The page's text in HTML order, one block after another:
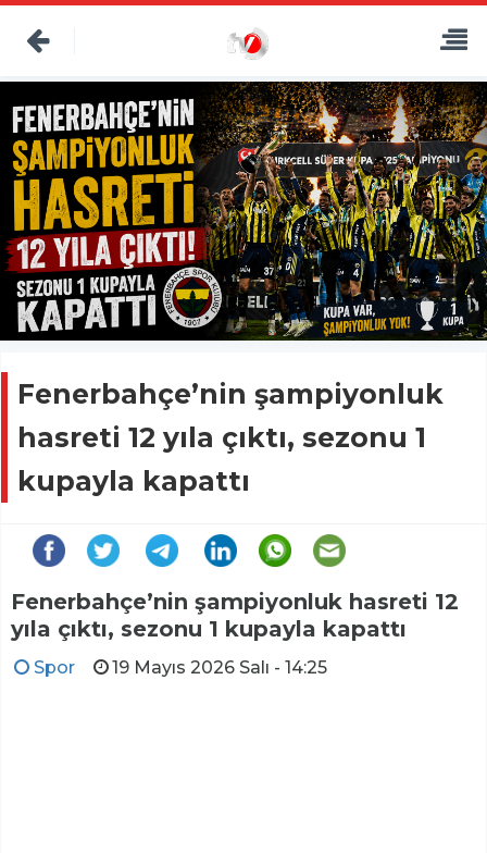
Fenerbahçe’nin şampiyonluk
hasreti 12 yıla çıktı, sezonu 1
kupayla kapattı
Fenerbahçe’nin şampiyonluk hasreti 12
yıla çıktı, sezonu 1 kupayla kapattı
Spor 19 Mayıs 2026 Salı - 14:25